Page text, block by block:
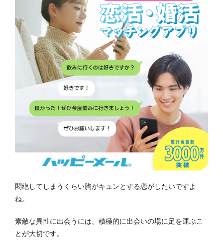
悶絶してしまうくらい胸がキュンとする恋がしたいですよ
ね。
素敵な異性に出会うには、積極的に出会いの場に足を運ぶこ
とが大切です。